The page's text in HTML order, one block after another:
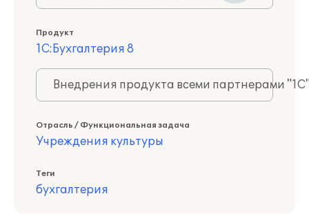
Продукт
1С:Бухгалтерия 8
Внедрения продукта всеми партнерами
Отрасль / Функциональная задача
Учреждения культуры
Теги
бухгалтерия